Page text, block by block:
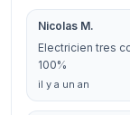
Nicolas M.
Electricien tres
100%
il y a un an